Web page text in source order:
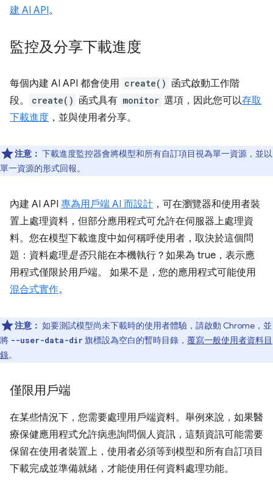
建 AI API。
監控及分享下載進度
每個內建 AI API 都會使用 create() 函式啟動工作階
段。
create() 函式具有 monitor 選項，因此您可以存取
下載進度 ，並與使用者分享。
注意： 下載進度監控器會將模型和所有自訂項目視為單一資源，並以
單一資源的形式回報。
內建 AI API 專為用戶端 AI 而設計 ，可在瀏覽器和使用者裝
置上處理資料，但部分應用程式可允許在伺服器上處理資
料。您在模型下載進度中如何稱呼使用者，取決於這個問
題：資料處理是否只能在本機執行？如果為 true，表示應
用程式僅限於用戶端。 如果不是，您的應用程式可能使用
混合式實作。
注意： 如要測試模型尚未下載時的使用者體驗，請啟動 Chrome，並
將 --user-data-dir 旗標設為空白的暫時目錄， 覆寫一般使用者資料目
錄。
僅限用戶端
在某些情況下，您需要處理用戶端資料。舉例來說，如果醫
療保健應用程式允許病患詢問個人資訊，這類資訊可能需要
保留在使用者裝置上，使用者必須等到模型和所有自訂項目
下載完成並準備就緒，才能使用任何資料處理功能。